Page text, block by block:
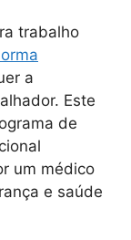
trabalho
a
Este
de
um médico
e saúde